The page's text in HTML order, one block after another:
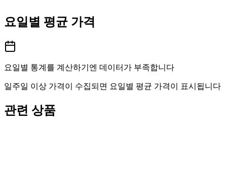
요일별 평균 가격
요일별 통계를 계산하기엔 데이터가 부족합니다
일주일 이상 가격이 수집되면 요일별 평균 가격이 표시됩니다
관련 상품